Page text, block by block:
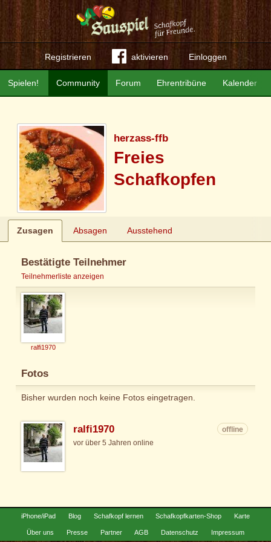
Registrieren aktivieren Einloggen
Community Forum Ehrentribüne Kalender
Spielen!
herzass-ffb
Freies
Schafkopfen
Zusagen Absagen Ausstehend
Bestätigte Teilnehmer
Teilnehmerliste anzeigen
ralfi1970
Fotos
Bisher wurden noch keine Fotos eingetragen.
ralfi1970
offline
vor über 5 Jahren online
iPhone/iPad Blog Schafkopf lernen Schafkopfkarten-Shop Karte
Über uns Presse Partner AGB Datenschutz Impressum